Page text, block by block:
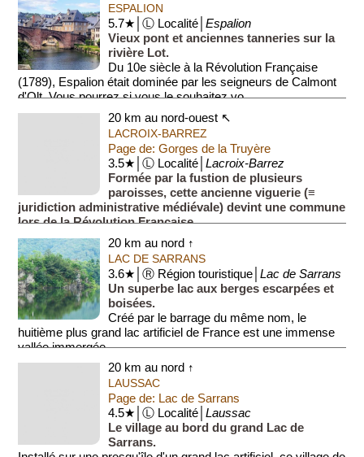
ESPALION
5.7★│Ⓛ Localité│Espalion
Vieux pont et anciennes tanneries sur la
rivière Lot.
Du 10e siècle à la Révolution Française
(1789), Espalion était dominée par les seigneurs de Calmont
d'Olt. Vous pourrez si vous le souhaitez vo...
20 km au nord-ouest ↖
LACROIX-BARREZ
Page de: Gorges de la Truyère
3.5★│Ⓛ Localité│Lacroix-Barrez
Formée par la fustion de plusieurs
paroisses, cette ancienne viguerie (≡
juridiction administrative médiévale) devint une commune
lors de la Révolution Française.
Le village (500 habitants) e...
20 km au nord ↑
LAC DE SARRANS
3.6★│Ⓡ Région touristique│Lac de Sarrans
Un superbe lac aux berges escarpées et
boisées.
Créé par le barrage du même nom, le
huitième plus grand lac artificiel de France est une immense
vallée immergée.
Long de 35 kilomètres, le l...
20 km au nord ↑
LAUSSAC
Page de: Lac de Sarrans
4.5★│Ⓛ Localité│Laussac
Le village au bord du grand Lac de
Sarrans.